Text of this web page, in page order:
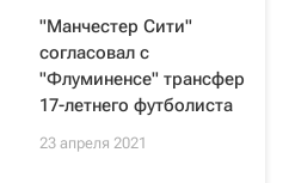
"Манчестер Сити"
согласовал с
"Флуминенсе" трансфер
17-летнего футболиста
23 апреля 2021